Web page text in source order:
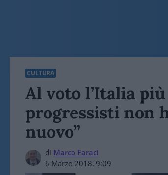
CULTURA
Al voto l’Italia
progressisti non
nuovo”
di Marco Faraci
6 Marzo 2018, 9:09